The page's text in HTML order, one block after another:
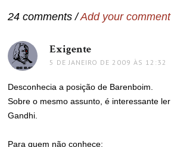
24 comments /Add your
Exigente
5 DE JANEIRO DE 2009 ÀS 12:32
Desconhecia a posição de Barenboim.
Sobre o mesmo assunto, é interessante
Gandhi.
Para quem não conhece: